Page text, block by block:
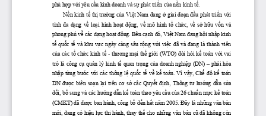
phù hợp với yêu cầu kinh doanh và sự phát triển của nền kinh tế.
Nền kinh tế thị trường của Việt Nam đang ở giai đoạn đầu phát triển với
tính đa dạng về loại
  hình
hoạt động, về
  mô  hình
tổ chức, về sở hữu vốn
  và
phong phú về các dạng hoạt động. Bên cạnh đó, Việt Nam đang hội nhập kinh
tế quốc tế
  và  khu
vực
  ngày  càng  sâu
rộng với việc đã
  và
đang
  là  thành  viên
của các tổ chức kinh tế - thương mại thế giới (WTO) đòi hỏi kế toán với vai
trò là công cụ quản lý kinh tế quan trọng của doanh nghiệp (DN) – phải hòa
nhập từng bước với các thông lệ quốc tế về kế toán. Vì vậy, Chế độ kế toán
DN được
  biên
soạn lại
  trên
cơ sở
  câc
Quyết định,
  Thông
tư hướng dẫn sửa
đổi, bổ sung và các hướng dẫn kế toán theo yêu cầu của 26 chuẩn mực kế toán
(CMKT) đã được ban hành, công bố đến hết năm 2005. Đây là những văn bản
mới, đang có hiệu lực thi hành, thay thế cho những văn bản cũ đã không còn